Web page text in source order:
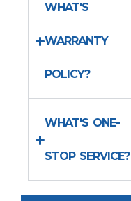
WHAT'S
WARRANTY
POLICY?
WHAT'S ONE-
STOP SERVICE?